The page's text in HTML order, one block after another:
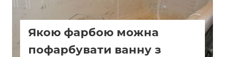
Якою фарбою можна
пофарбувати ванну з